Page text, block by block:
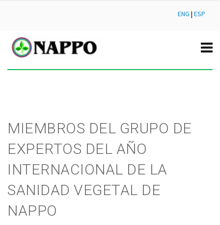
ENG | ESP
MIEMBROS DEL GRUPO DE
EXPERTOS DEL AÑO
INTERNACIONAL DE LA
SANIDAD VEGETAL DE
NAPPO